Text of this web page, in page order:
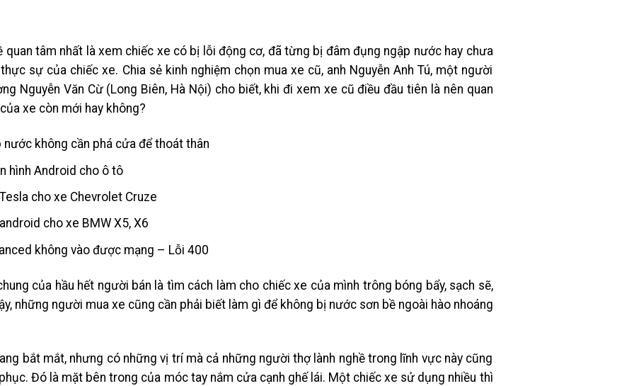
tâm nhất là xem chiếc xe có bị lỗi động cơ, đã từng bị đâm đụng ngập nước hay chưa
sự của chiếc xe. Chia sẻ kinh nghiệm chọn mua xe cũ, anh Nguyễn Anh Tú, một người
Nguyễn Văn Cừ (Long Biên, Hà Nội) cho biết, khi đi xem xe cũ điều đầu tiên là nên quan
xe còn mới hay không?
không cần phá cửa để thoát thân
hình Android cho ô tô
cho xe Chevrolet Cruze
cho xe BMW X5, X6
không vào được mạng – Lỗi 400
của hầu hết người bán là tìm cách làm cho chiếc xe của mình trông bóng bẩy, sạch sẽ,
những người mua xe cũng cần phải biết làm gì để không bị nước sơn bề ngoài hào nhoáng
bắt mắt, nhưng có những vị trí mà cả những người thợ lành nghề trong lĩnh vực này cũng
Đó là mặt bên trong của móc tay nắm cửa cạnh ghế lái. Một chiếc xe sử dụng nhiều thì